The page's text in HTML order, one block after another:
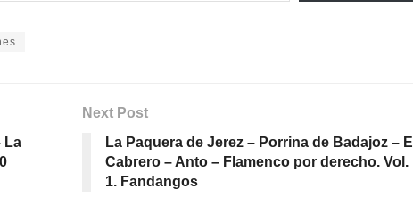
La
Next Post
La Paquera de Jerez – Porrina de Badajoz – El
Cabrero – Anto – Flamenco por derecho. Vol.
1. Fandangos